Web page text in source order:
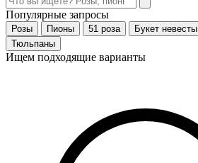
Популярные запросы
Розы Пионы 51 роза Букет невесты
Тюльпаны
Ищем подходящие варианты